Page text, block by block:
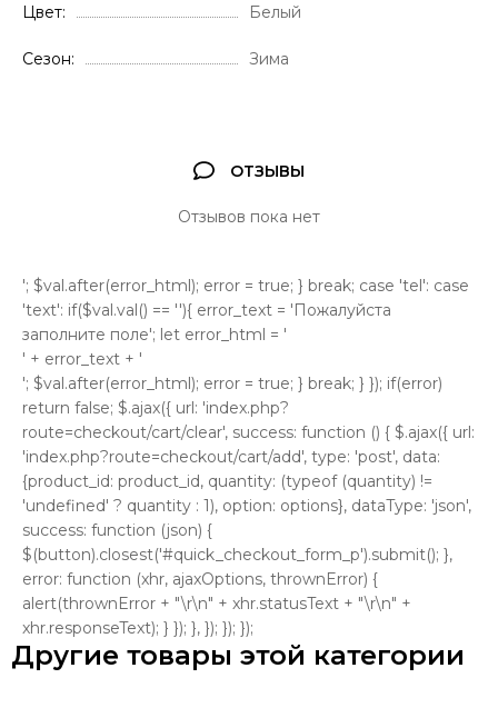
Цвет Белый
Сезон Зима
ОТЗЫВЫ
Отзывов пока нет
'; $val.after(error_html); error = true; } break; case 'tel': case
'text': if($val.val() == ''){ error_text = 'Пожалуйста
заполните поле'; let error_html = '
' + error_text + '
'; $val.after(error_html); error = true; } break; } }); if(error)
return false; $.ajax({ url: 'index.php?
route=checkout/cart/clear', success: function () { $.ajax({ url:
'index.php?route=checkout/cart/add', type: 'post', data:
{product_id: product_id, quantity: (typeof (quantity) !=
'undefined' ? quantity : 1), option: options}, dataType: 'json',
success: function (json) {
$(button).closest('#quick_checkout_form_p').submit(); },
error: function (xhr, ajaxOptions, thrownError) {
alert(thrownError + "\r\n" + xhr.statusText + "\r\n" +
xhr.responseText); } }); }, }); }); });
Другие товары этой категории